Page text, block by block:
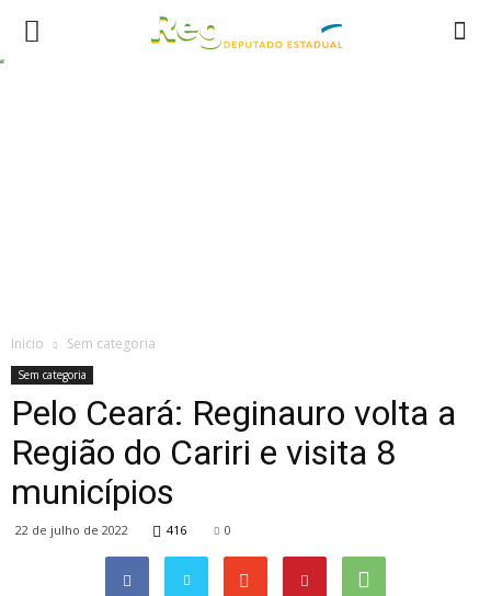
Inicio Sem categoria
Sem categoria
Pelo Ceará: Reginauro volta a
Região do Cariri e visita 8
municípios
22 de julho de 2022 416 0